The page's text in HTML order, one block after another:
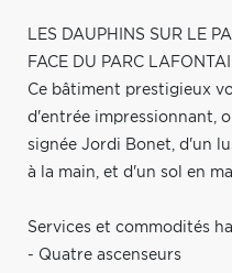
LES DAUPHINS SUR LE
FACE DU PARC
Ce bâtiment prestigieux
d'entrée impressionnant,
signée Jordi Bonet, d'un
à la main, et d'un sol en
Services et commodités
- Quatre ascenseurs